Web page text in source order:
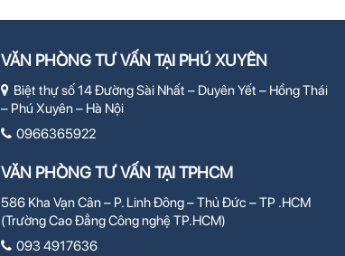
VĂN PHÒNG TƯ VẤN TẠI PHÚ XUYÊN
Biệt thự số 14 Đường Sài Nhất – Duyên Yết – Hồng Thái
– Phú Xuyên – Hà Nội
0966365922
VĂN PHÒNG TƯ VẤN TẠI TPHCM
586 Kha Vạn Cân – P. Linh Đông – Thủ Đức – TP .HCM
(Trường Cao Đẳng Công nghệ TP.HCM)
093 4917636